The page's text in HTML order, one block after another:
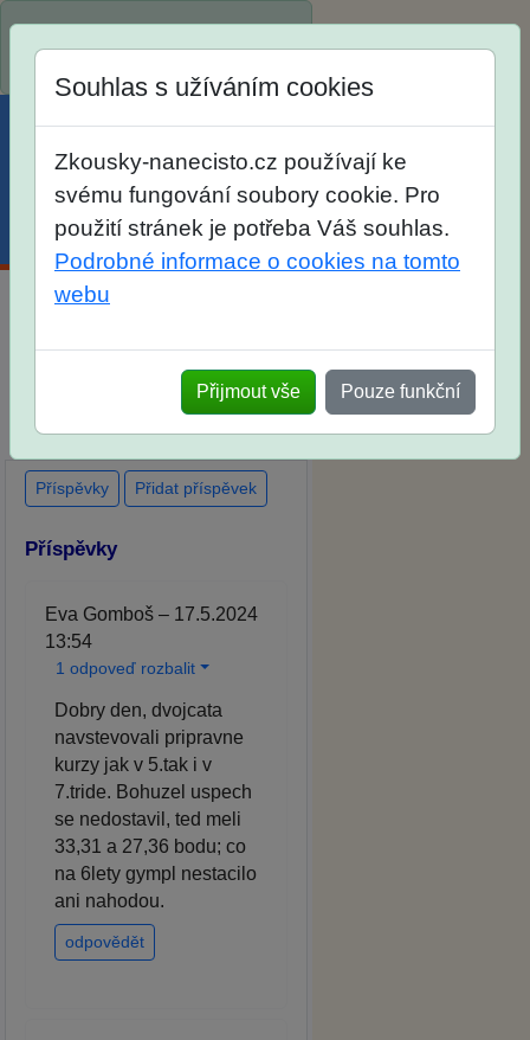
Menu Účet Košík
po skutečných přijímacích
zkouškách
Souhlas s užíváním cookies
Zkousky-nanecisto.cz používají ke
svému fungování soubory cookie. Pro
použití stránek je potřeba Váš souhlas.
Podrobné informace o cookies na tomto
webu
Přijmout vše Pouze funkční
Příspěvky Přidat příspěvek
Příspěvky
Eva Gomboš – 17.5.2024
13:54
1 odpoveď rozbalit
Dobry den, dvojcata
navstevovali pripravne
kurzy jak v 5.tak i v
7.tride. Bohuzel uspech
se nedostavil, ted meli
33,31 a 27,36 bodu; co
na 6lety gympl nestacilo
ani nahodou.
odpovědět